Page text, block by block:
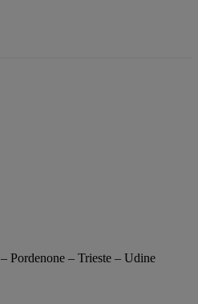
Pordenone – Trieste – Udine